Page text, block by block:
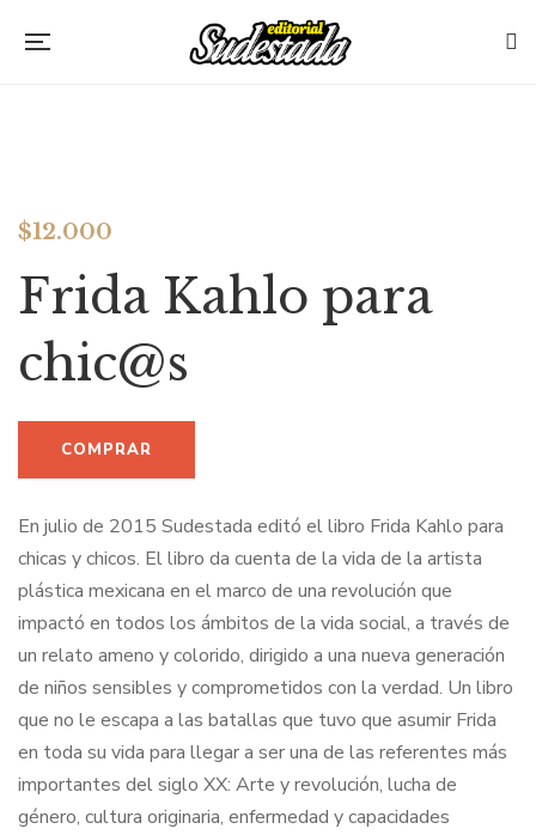
$12.000
Frida Kahlo para
chic@s
En julio de 2015 Sudestada editó el libro Frida Kahlo para
chicas y chicos. El libro da cuenta de la vida de la artista
plástica mexicana en el marco de una revolución que
impactó en todos los ámbitos de la vida social, a través de
un relato ameno y colorido, dirigido a una nueva generación
de niños sensibles y comprometidos con la verdad. Un libro
que no le escapa a las batallas que tuvo que asumir Frida
en toda su vida para llegar a ser una de las referentes más
importantes del siglo XX: Arte y revolución, lucha de
género, cultura originaria, enfermedad y capacidades